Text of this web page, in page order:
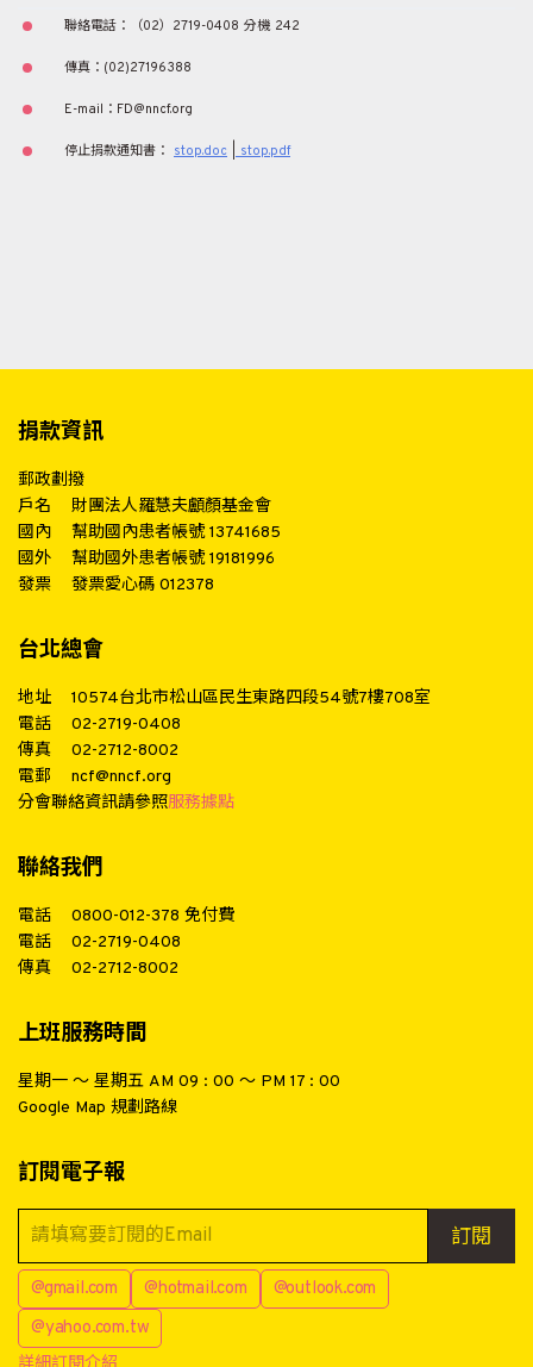
聯絡電話：（02）2719-0408 分機 242
傳真：(02)27196388
E-mail：FD@nncf.org
停止捐款通知書： stop.doc stop.pdf
捐款資訊
郵政劃撥
戶名
財團法人羅慧夫顱顏基金會
國內
幫助國內患者帳號 13741685
國外
幫助國外患者帳號 19181996
發票
發票愛心碼 012378
台北總會
地址
10574台北市松山區民生東路四段54號7樓708室
電話
02-2719-0408
傳真
02-2712-8002
電郵
ncf@nncf.org
分會聯絡資訊請參照服務據點
聯絡我們
電話 0800-012-378 免付費
電話
02-2719-0408
傳真
02-2712-8002
上班服務時間
星期一 ～ 星期五 AM 09 : 00 ～ PM 17 : 00
Google Map 規劃路線
訂閱電子報
訂閱
@gmail.com @hotmail.com
@outlook.com
@yahoo.com.tw